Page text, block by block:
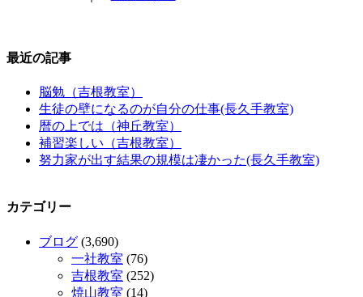
最近の記事
脳勉（吉根教室）
生徒の壁になるのが自分の仕事(長久手教室)
暦の上では（神丘教室）
補習楽しい（吉根教室）
努力家が出す結果の規模は凄かった(長久手教室)
カテゴリー
ブログ (3,690)
一社教室 (76)
吉根教室 (252)
焼山教室 (14)